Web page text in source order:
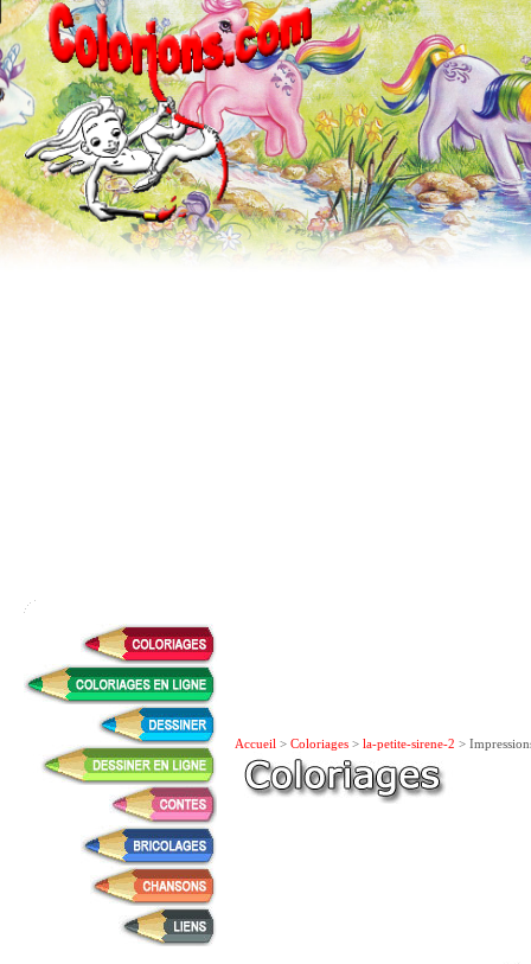
Accueil > Coloriages > la-petite-sirene-2 >